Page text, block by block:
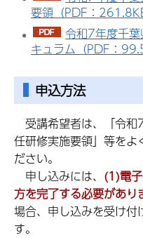
要領（PDF：
令和7年度千
キュラム（PDF：
申込方法
受講希望者は、「令和
任研修実施要領」等をよ
ださい。
申し込みには、 (1)電
方を完了する必要があり
場合、申し込みを受け付
す。